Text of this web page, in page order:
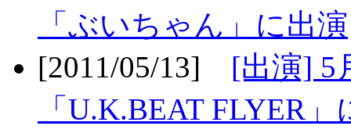
「ぶいちゃん」に出演
[2011/05/13] [出演] 5
「U.K.BEAT FLYER